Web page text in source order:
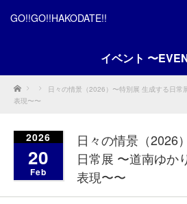
GO!!GO!!HAKODATE!!
イベント 〜
Home
日々の情景（2026）〜特別展 生成する日常
表現〜〜
2026
20
Feb
日々の情景（2026
日常展 〜道南ゆか
表現〜〜